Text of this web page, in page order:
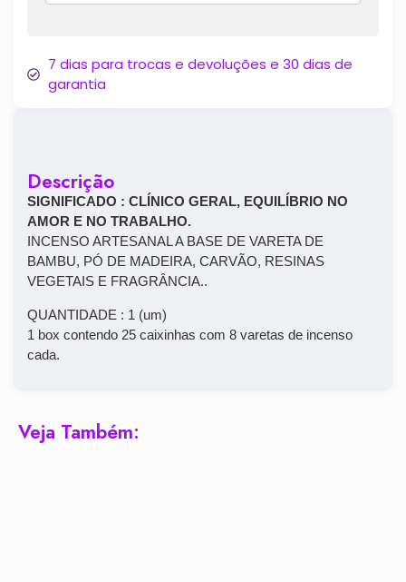
Descrição
SIGNIFICADO : CLÍNICO GERAL, EQUILÍBRIO NO
AMOR E NO TRABALHO.
INCENSO ARTESANAL A BASE DE VARETA DE
BAMBU, PÓ DE MADEIRA, CARVÃO, RESINAS
VEGETAIS E FRAGRÂNCIA..
QUANTIDADE : 1 (um)
1 box contendo 25 caixinhas com 8 varetas de incenso
cada.
7 dias para trocas e devoluções e 30 dias de
garantia
Veja Também: